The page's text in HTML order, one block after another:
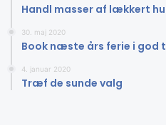
forspring. Da man både får
funktionerne. Men man
opgaver i et system, hvilket
overblikket, og løse
Handl masser af lækkert
30. maj 2020
Book næste års ferie i god
4. januar 2020
Træf de sunde valg